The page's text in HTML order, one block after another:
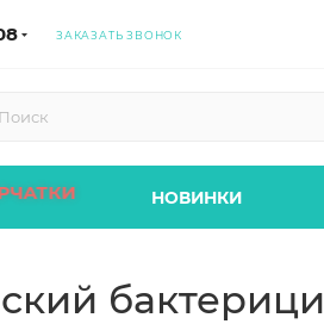
ЗАКАЗАТЬ ЗВОНОК
НОВИНКИ